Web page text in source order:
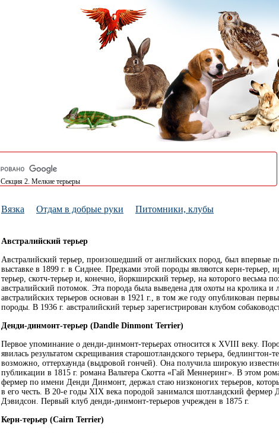
Секция 2. Мелкие терьеры
Вязка Отдам в добрые руки Питомники, клубы
Австралийский терьер
Австралийский терьер, произошедший от английских пород, был впервые
выставке в 1899 г. в Сиднее. Предками этой породы являются керн-терьер,
терьер, скотч-терьер и, конечно, йоркширский терьер, на которого весьма
австралийский потомок. Эта порода была выведена для охоты на кролика и
австралийских терьеров основан в 1921 г., в том же году опубликован
породы. В 1936 г. австралийский терьер зарегистрирован клубом
Денди-динмонт-терьер (Dandle Dinmont Terrier)
Первое упоминание о денди-динмонт-терьерах относится к ХVIII веку.
явилась результатом скрещивания старошотландского терьера, бедлингтон-
возможно, оттерхаунда (выдровой гончей). Она получила широкую
публикации в 1815 г. романа Вальтера Скотта «Гай Меннеринг». В этом
фермер по имени Денди Динмонт, держал стаю низконогих терьеров,
в его честь. В 20-е годы XIX века породой занимался шотландский фермер
Дэвидсон. Первый клуб денди-динмонт-терьеров учрежден в 1875 г.
Керн-терьер (Cairn Terrier)